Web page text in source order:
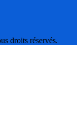
droits réservés.